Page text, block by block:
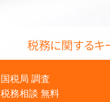
税務に関するキ
国税局 調査
税務相談 無料